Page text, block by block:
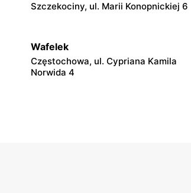
Szczekociny, ul. Marii Konopnickiej 6
Wafelek
Częstochowa, ul. Cypriana Kamila
Norwida 4